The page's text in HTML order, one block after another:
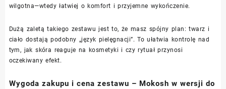
wilgotna—wtedy łatwiej o komfort i przyjemne wykończenie.
Dużą zaletą takiego zestawu jest to, że masz spójny plan: twarz i
ciało dostają podobny „język pielęgnacji”. To ułatwia kontrolę nad
tym, jak skóra reaguje na kosmetyki i czy rytuał przynosi
oczekiwany efekt.
Wygoda zakupu i cena zestawu – Mokosh w wersji do